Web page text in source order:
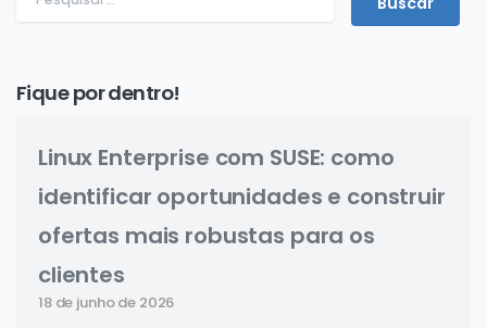
Fique por dentro!
Linux Enterprise com SUSE: como
identificar oportunidades e construir
ofertas mais robustas para os
clientes
18 de junho de 2026